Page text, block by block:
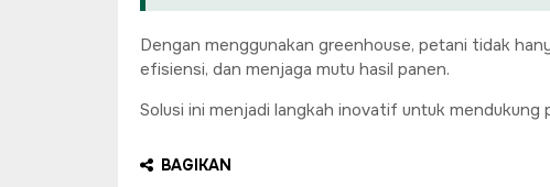
Dengan menggunakan greenhouse, petani tidak
efisiensi, dan menjaga mutu hasil panen.
Solusi ini menjadi langkah inovatif untuk mendukung
BAGIKAN